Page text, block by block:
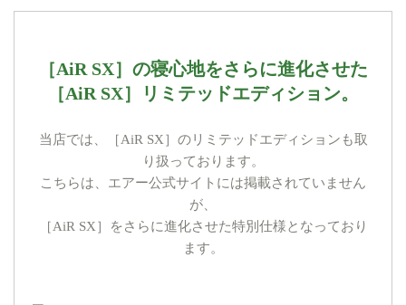
［AiR SX］の寝心地をさらに進化させた
［AiR SX］リミテッドエディション。
当店では、［AiR SX］のリミテッドエディションも取
り扱っております。
こちらは、エアー公式サイトには掲載されていません
が、
［AiR SX］をさらに進化させた特別仕様となっており
ます。